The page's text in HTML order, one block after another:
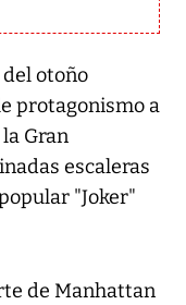
otoño
protagonismo a
Gran
escaleras
"Joker"
de Manhattan